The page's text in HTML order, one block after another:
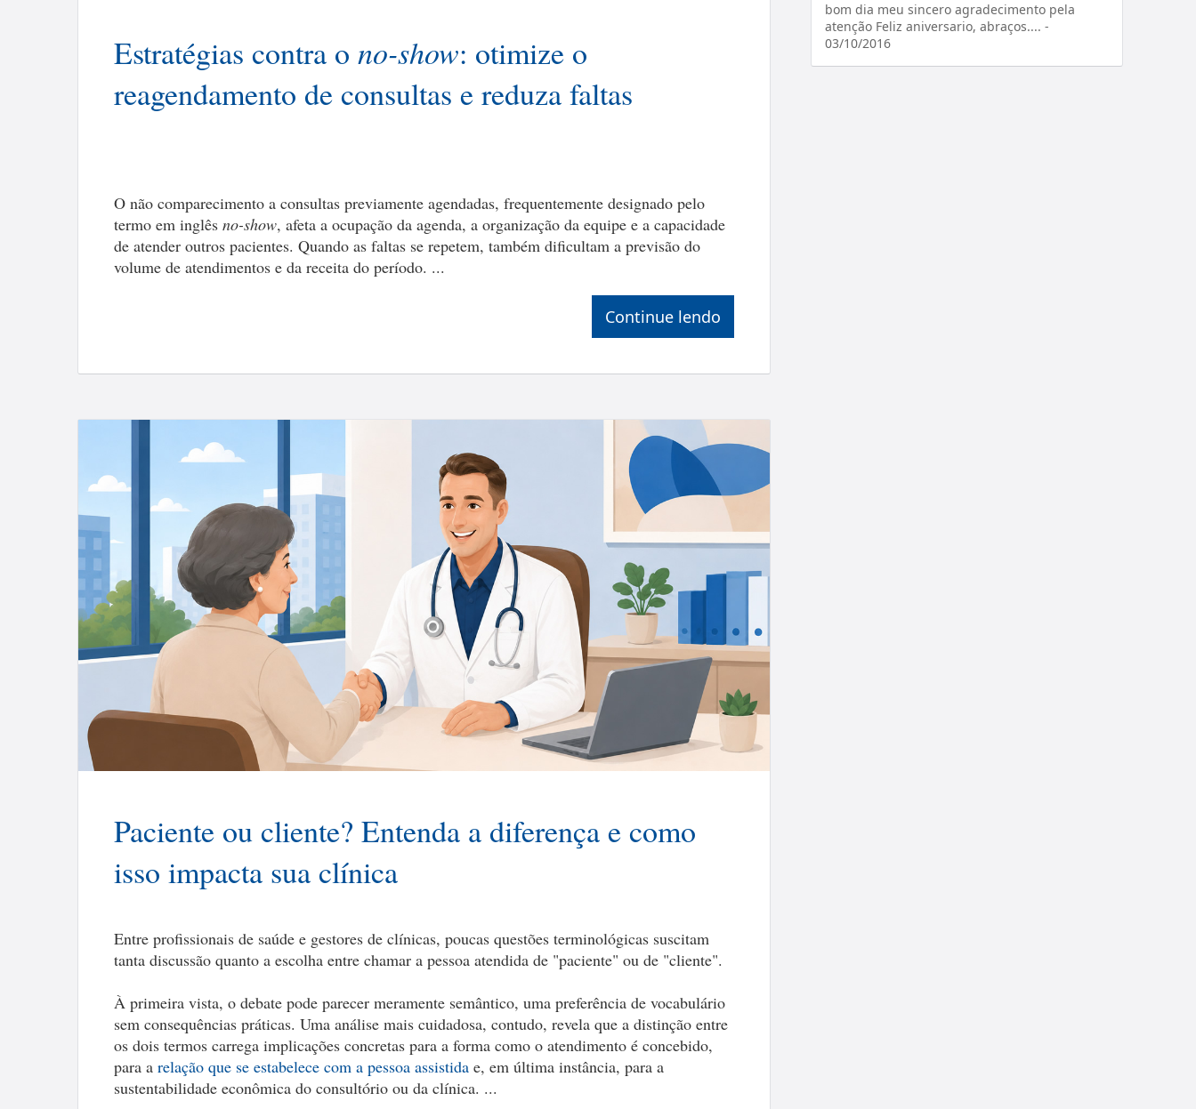
Estratégias contra o no-show: otimize o
reagendamento de consultas e reduza faltas
O não comparecimento a consultas previamente agendadas, frequentemente designado pelo
termo em inglês no-show, afeta a ocupação da agenda, a organização da equipe e a capacidade
de atender outros pacientes. Quando as faltas se repetem, também dificultam a previsão do
volume de atendimentos e da receita do período. ...
Continue lendo
Paciente ou cliente? Entenda a diferença e como
isso impacta sua clínica
Entre profissionais de saúde e gestores de clínicas, poucas questões terminológicas suscitam
tanta discussão quanto a escolha entre chamar a pessoa atendida de "paciente" ou de "cliente".
À primeira vista, o debate pode parecer meramente semântico, uma preferência de vocabulário
sem consequências práticas. Uma análise mais cuidadosa, contudo, revela que a distinção entre
os dois termos carrega implicações concretas para a forma como o atendimento é concebido,
para a relação que se estabelece com a pessoa assistida e, em última instância, para a
sustentabilidade econômica do consultório ou da clínica. ...
bom dia meu sincero agradecimento pela
atenção Feliz aniversario, abraços.... -
03/10/2016